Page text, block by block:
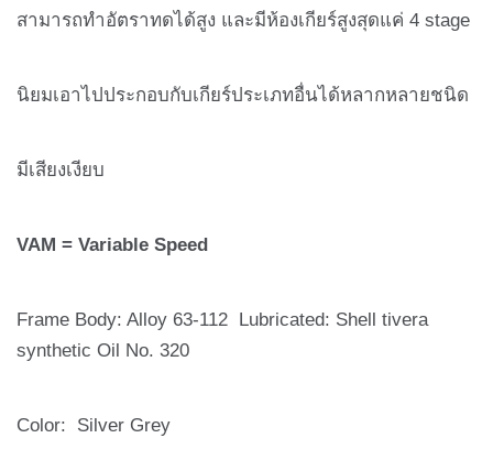
สามารถทำอัตราทดได้สูง และมีห้องเกียร์สูงสุดแค่ 4 stage
นิยมเอาไปประกอบกับเกียร์ประเภทอื่นได้หลากหลายชนิด
มีเสียงเงียบ
VAM = Variable Speed
Frame Body: Alloy 63-112 Lubricated: Shell tivera
synthetic Oil No. 320
Color: Silver Grey